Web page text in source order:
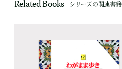
Related Books シリーズの関連書籍